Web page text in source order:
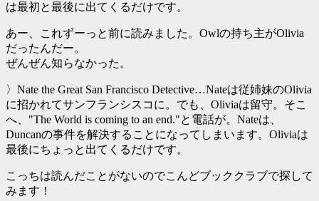
は最初と最後に出てくるだけです。
あー、これずーっと前に読みました。Owlの持ち主がOlivia
だったんだー。
ぜんぜん知らなかった。
〉Nate the Great San Francisco Detective…Nateは従姉妹のOlivia
に招かれてサンフランシスコに。でも、Oliviaは留守。そこ
へ、"The World is coming to an end."と電話が。Nateは、
Duncanの事件を解決することになってしまいます。Oliviaは
最後にちょっと出てくるだけです。
こっちは読んだことがないのでこんどブッククラブで探して
みます！